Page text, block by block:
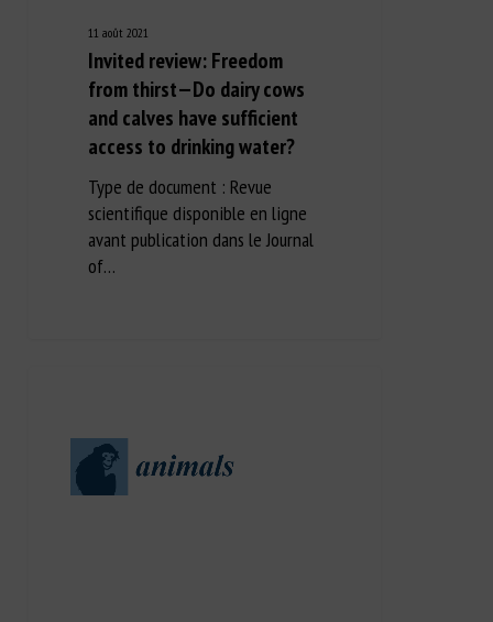
11 août 2021
Invited review: Freedom
from thirst—Do dairy cows
and calves have sufficient
access to drinking water?
Type de document : Revue
scientifique disponible en ligne
avant publication dans le Journal
of…